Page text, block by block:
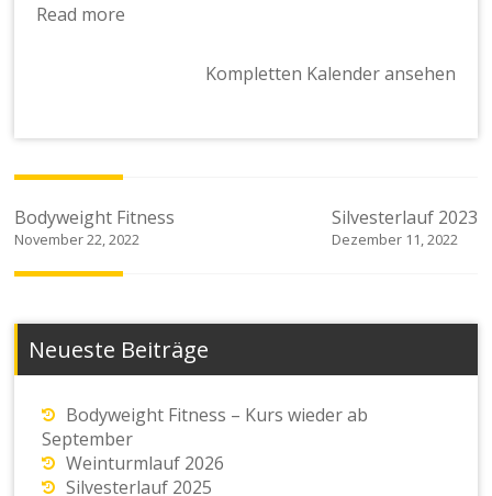
Read more
Kompletten Kalender ansehen
Beitragsnavigation
Bodyweight Fitness
November 22, 2022
Silvesterlauf 2023
Dezember 11, 2022
Neueste Beiträge
Bodyweight Fitness – Kurs wieder ab
September
Weinturmlauf 2026
Silvesterlauf 2025